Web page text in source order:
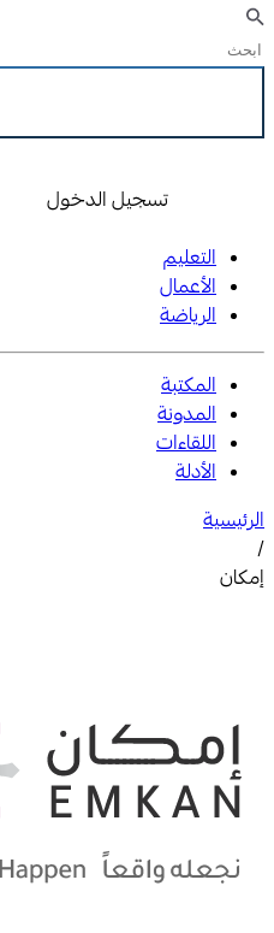
تسجيل الدخول
التعليم
الأعمال
الرياضة
المكتبة
المدونة
اللقاءات
الأدلة
الرئيسية
/
إمكان